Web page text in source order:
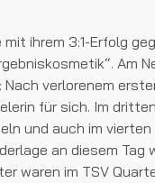
ihrem 3:1-Erfolg
Am
Nach verlorenem
für sich. Im
und auch im
an diesem
waren im TSV